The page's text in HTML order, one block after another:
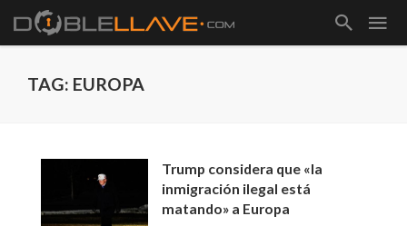
TAG: EUROPA
Trump considera que «la
inmigración ilegal está
matando» a Europa